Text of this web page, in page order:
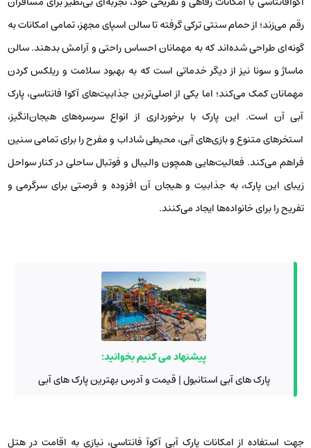
رقم می‌زند؛ از حمام سنتی ترکی گرفته تا سالن اسپای مجهز، تمامی امکانات به
‌گونه‌ای طراحی شده‌اند که به مهمانان احساس راحتی و آرامش بدهند. سالن
ماساژ و سونا نیز از دیگر خدماتی است که به بهبود سلامت و ریلکس کردن
مهمانان کمک می‌کند؛ اما یکی از اصلی‌ترین جذابیت‌های آکوا فانتاسی، پارک
آبی آن است. این پارک با برخورداری از انواع سرسره‌های هیجان‌انگیز،
استخرهای متنوع و بازی‌های آبی، محیطی شاداب و مفرح را برای تمامی سنین
فراهم می‌کند. فعالیت‌هایی همچون والیبال و فوتبال ساحلی در کنار سواحل
زیبای این پارک، به جذابیت و هیجان آن افزوده و فرصتی برای سرگرمی و
تفریح را برای خانواده‌ها ایجاد می‌کنند.
پیشنهاد می کنیم بخوانید:
پارک های آبی استانبول | قیمت و آدرس بهترین پارک های آبی
جهت استفاده از امکانات پارک آبی آکوآ فانتاسی، نیازی به اقامت در هتل